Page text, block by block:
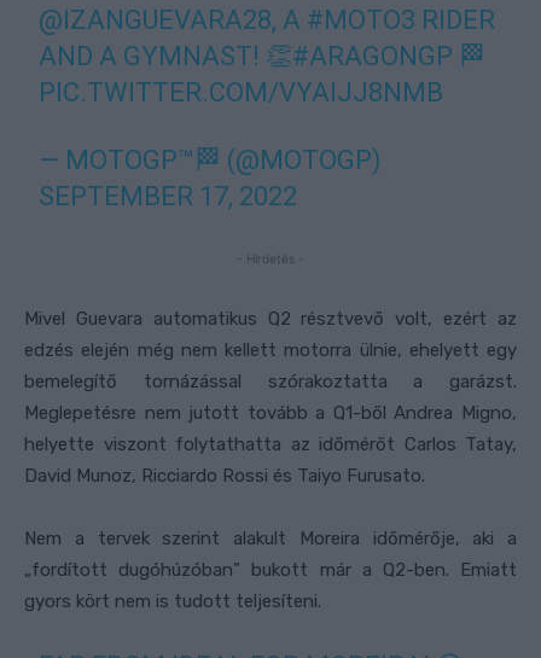
@IZANGUEVARA28, A #MOTO3 RIDER
AND A GYMNAST! 👏#ARAGONGP 🏁
PIC.TWITTER.COM/VYAIJJ8NMB
— MOTOGP™🏁 (@MOTOGP)
SEPTEMBER 17, 2022
- Hirdetés -
Mivel Guevara automatikus Q2 résztvevő volt, ezért az
edzés elején még nem kellett motorra ülnie, ehelyett egy
bemelegítő tornázással szórakoztatta a garázst.
Meglepetésre nem jutott tovább a Q1-ből Andrea Migno,
helyette viszont folytathatta az időmérőt Carlos Tatay,
David Munoz, Ricciardo Rossi és Taiyo Furusato.
Nem a tervek szerint alakult Moreira időmérője, aki a
„fordított dugóhúzóban” bukott már a Q2-ben. Emiatt
gyors kört nem is tudott teljesíteni.